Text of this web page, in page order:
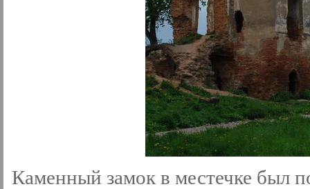
Каменный замок в местечке был